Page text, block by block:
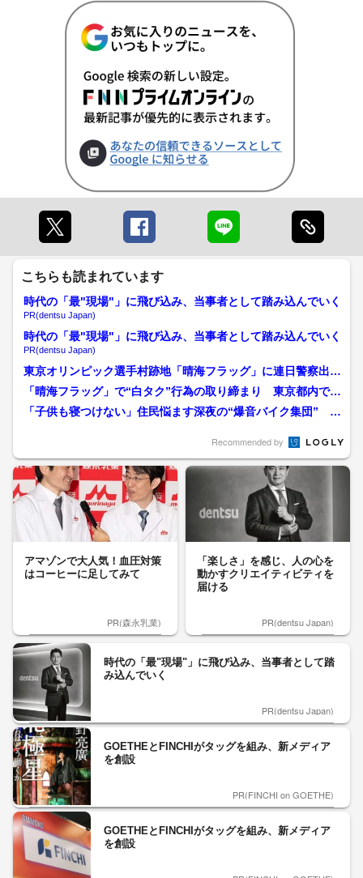
こちらも読まれています
時代の「最"現場"」に飛び込み、当事者として踏み込んでいく
PR(dentsu Japan)
時代の「最"現場"」に飛び込み、当事者として踏み込んでいく
PR(dentsu Japan)
東京オリンピック選手村跡地「晴海フラッグ」に連日警察出
動 外国人観光客“闇民泊”...
「晴海フラッグ」で“白タク”行為の取り締まり 東京都内では
今年10件検挙…増加傾...
「子供も寝つけない」住民悩ます深夜の“爆音バイク集団” 五
Recommended by
アマゾンで大人気！血圧対策
はコーヒーに足してみて
PR(森永乳業)
「楽しさ」を感じ、人の心を
動かすクリエイティビティを
届ける
PR(dentsu Japan)
時代の「最"現場"」に飛び込み、当事者として踏
み込んでいく
PR(dentsu Japan)
GOETHEとFINCHIがタッグを組み、新メディア
を創設
PR(FINCHI on GOETHE)
GOETHEとFINCHIがタッグを組み、新メディア
を創設